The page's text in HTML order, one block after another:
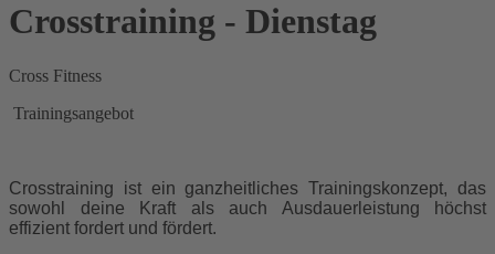
Crosstraining - Dienstag
Cross Fitness
Trainingsangebot
Crosstraining ist ein ganzheitliches Trainingskonzept, das
sowohl deine Kraft als auch Ausdauerleistung höchst
effizient fordert und fördert.